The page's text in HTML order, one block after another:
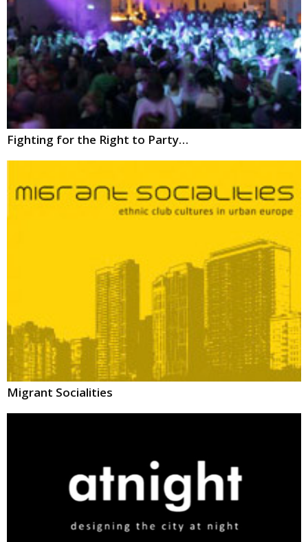
Fighting for the Right to Party…
Migrant Socialities